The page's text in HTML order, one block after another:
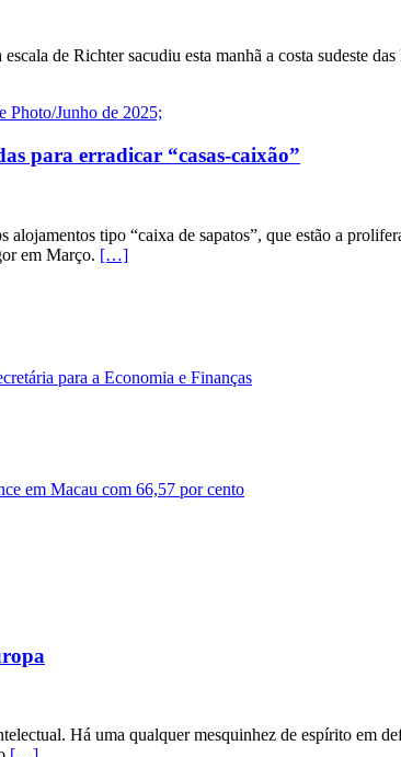
de Richter sacudiu esta manhã a costa sudeste
para erradicar “casas-caixão”
alojamentos tipo “caixa de sapatos”, que estão a
em Março. […]
para a Economia e Finanças
em Macau com 66,57 por cento
Há uma qualquer mesquinhez de espírito em